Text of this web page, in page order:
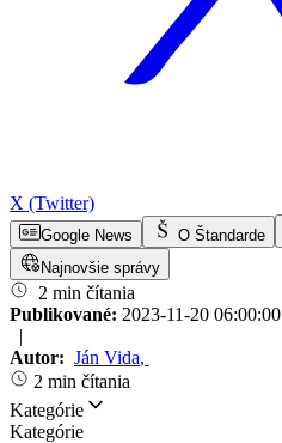
X (Twitter)
Google News O Štandarde
Najnovšie správy
2 min čítania
Publikované: 2023-11-20 06:00:00
|
Autor: Ján Vida,
2 min čítania
Kategórie
Kategórie